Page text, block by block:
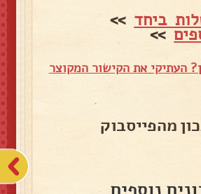
ביחד >>
>>
העתיקי את הקישור המקוצר
מהפייסבוק